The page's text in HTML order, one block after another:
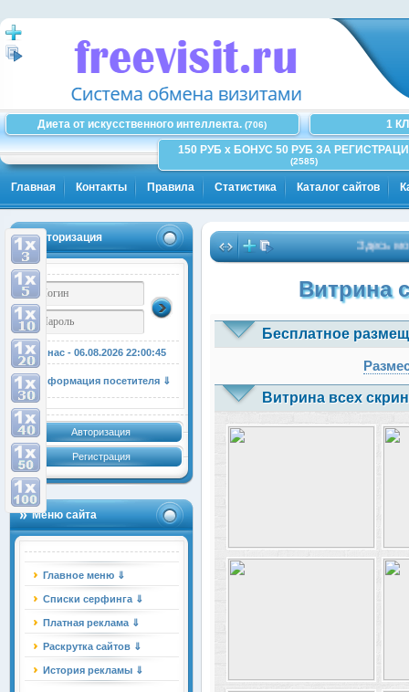
Диета от искусственного интеллекта. (706)
1
150 РУБ x БОНУС 50 РУБ ЗА
(2585)
Главная Контакты Правила Статистика Каталог сайтов
Авторизация
У нас - 06.08.2026 22:00:46
Информация посетителя ⇓
Авторизация
Регистрация
Меню сайта
Главное меню ⇓
Списки серфинга ⇓
Платная реклама ⇓
Раскрутка сайтов ⇓
История рекламы ⇓
Здесь может
Витрина
Бесплатное
Витрина всех